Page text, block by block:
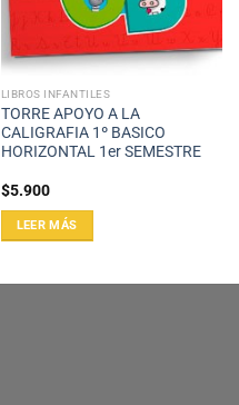
LIBROS INFANTILES
TORRE APOYO A LA
CALIGRAFIA 1º BASICO
HORIZONTAL 1er SEMESTRE
$5.900
LEER MÁS